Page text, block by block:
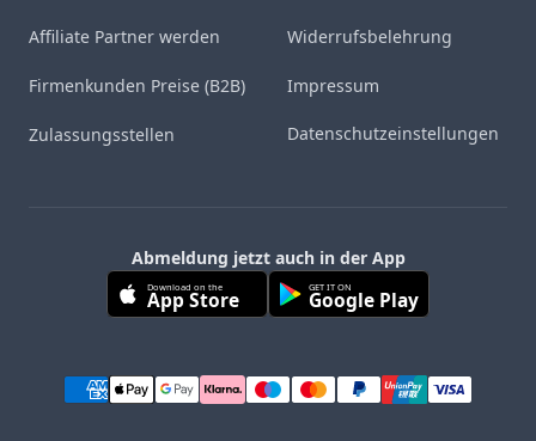
Affiliate Partner werden
Firmenkunden Preise (B2B)
Zulassungsstellen
Widerrufsbelehrung
Impressum
Datenschutzeinstellungen
Abmeldung jetzt auch in der App
Download on the
App Store GET IT ON
Google Play